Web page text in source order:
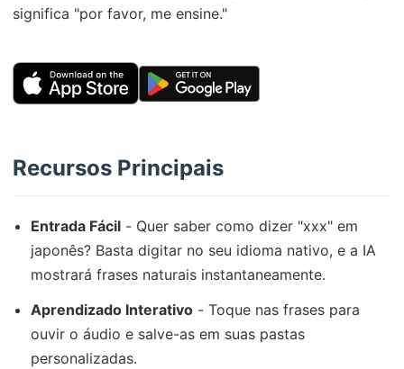
significa "por favor, me ensine."
Recursos Principais
Entrada Fácil - Quer saber como dizer "xxx" em
japonês? Basta digitar no seu idioma nativo, e a IA
mostrará frases naturais instantaneamente.
Aprendizado Interativo - Toque nas frases para
ouvir o áudio e salve-as em suas pastas
personalizadas.